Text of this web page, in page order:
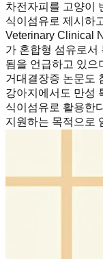
차전자피를 고양이
식이섬유로 제시하
Veterinary Clinical
가 혼합형 섬유로서
됨을 언급하고 있으
거대결장증 논문도
강아지에서도 만성
식이섬유로 활용한
지원하는 목적으로